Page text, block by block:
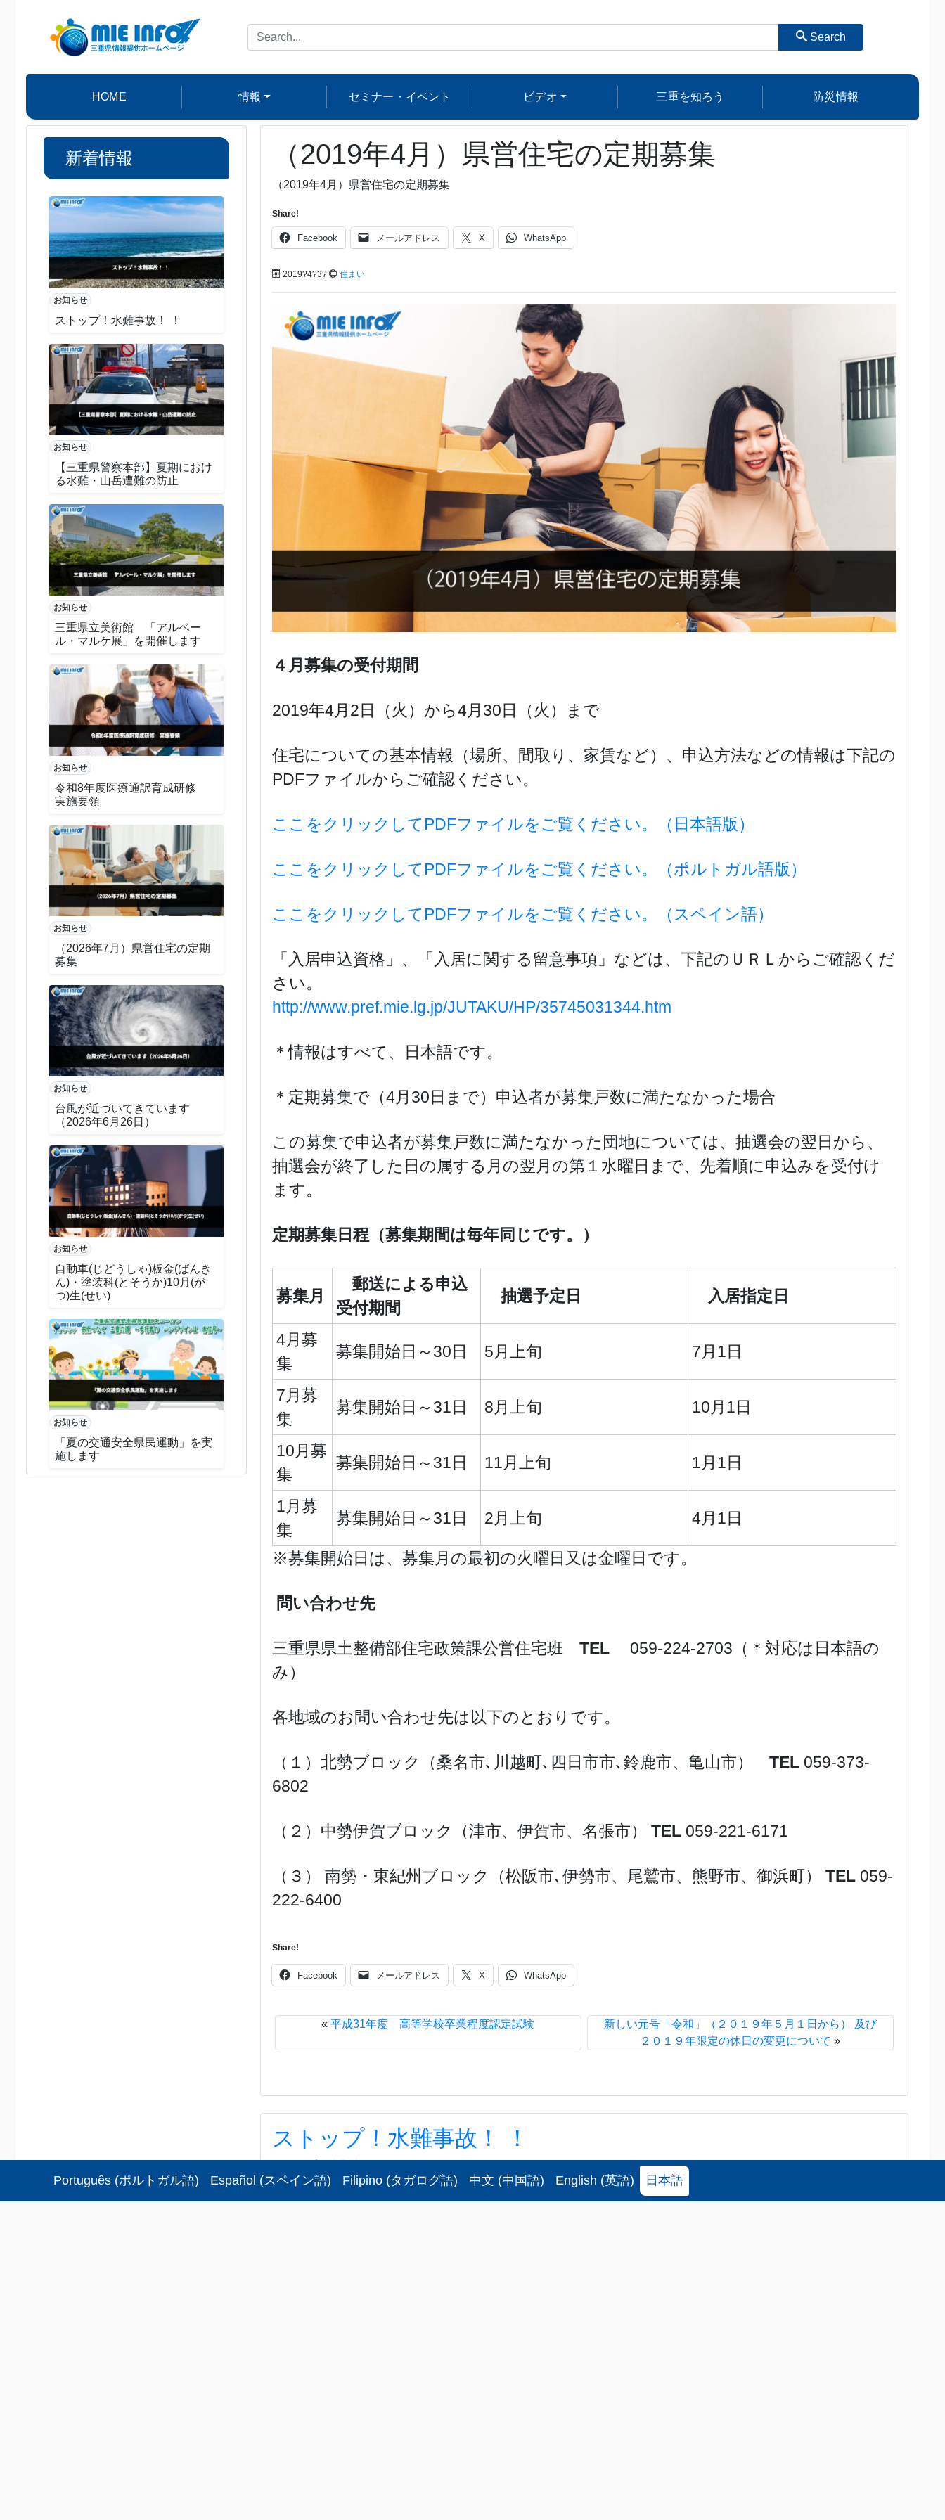
Search
HOME 情報 セミナー・イベント ビデオ 三重を知ろう 防災情報
新着情報
お知らせ
ストップ！水難事故！ ！
お知らせ
【三重県警察本部】夏期におけ
る水難・山岳遭難の防止
お知らせ
三重県立美術館 「アルベー
ル・マルケ展」を開催します
お知らせ
令和8年度医療通訳育成研修
実施要領
お知らせ
（2026年7月）県営住宅の定期
募集
お知らせ
台風が近づいてきています
（2026年6月26日）
お知らせ
自動車(じどうしゃ)板金(ばんき
ん)・塗装科(とそうか)10月(が
つ)生(せい)
お知らせ
「夏の交通安全県民運動」を実
施します
（2019年4月）県営住宅の定期募集
（2019年4月）県営住宅の定期募集
Share!
Facebook メールアドレス X WhatsApp
2019?4?3? 住まい
４月募集の受付期間
2019年4月2日（火）から4月30日（火）まで
住宅についての基本情報（場所、間取り、家賃など）、申込方法などの情報は下記の
PDFファイルからご確認ください。
ここをクリックしてPDFファイルをご覧ください。（日本語版）
ここをクリックしてPDFファイルをご覧ください。（ポルトガル語版）
ここをクリックしてPDFファイルをご覧ください。（スペイン語）
「入居申込資格」、「入居に関する留意事項」などは、下記のＵＲＬからご確認くだ
さい。
http://www.pref.mie.lg.jp/JUTAKU/HP/35745031344.htm
＊情報はすべて、日本語です。
＊定期募集で（4月30日まで）申込者が募集戸数に満たなかった場合
この募集で申込者が募集戸数に満たなかった団地については、抽選会の翌日から、
抽選会が終了した日の属する月の翌月の第１水曜日まで、先着順に申込みを受付け
ます。
定期募集日程（募集期間は毎年同じです。）
募集月
郵送による申込
受付期間
抽選予定日 入居指定日
4月募
集
募集開始日～30日 5月上旬 7月1日
7月募
集
募集開始日～31日 8月上旬 10月1日
10月募
集
募集開始日～31日 11月上旬 1月1日
1月募
集
募集開始日～31日 2月上旬 4月1日
※募集開始日は、募集月の最初の火曜日又は金曜日です。
問い合わせ先
三重県県土整備部住宅政策課公営住宅班 TEL
059-224-2703（＊対応は日本語の
み）
各地域のお問い合わせ先は以下のとおりです。
（１）北勢ブロック（桑名市､川越町､四日市市､鈴鹿市、亀山市） TEL 059-373-
6802
（２）中勢伊賀ブロック（津市、伊賀市、名張市） TEL059-221-6171
（３） 南勢・東紀州ブロック（松阪市､伊勢市、尾鷲市、熊野市、御浜町） TEL059-
222-6400
Share!
Facebook メールアドレス X WhatsApp
«平成31年度 高等学校卒業程度認定試験
新しい元号「令和」（２０１９年５月１日から） 及び
２０１９年限定の休日の変更について »
ストップ！水難事故！ ！
Português (ポルトガル語) Español (スペイン語) Filipino (タガログ語) 中文 (中国語) English (英語) 日本語